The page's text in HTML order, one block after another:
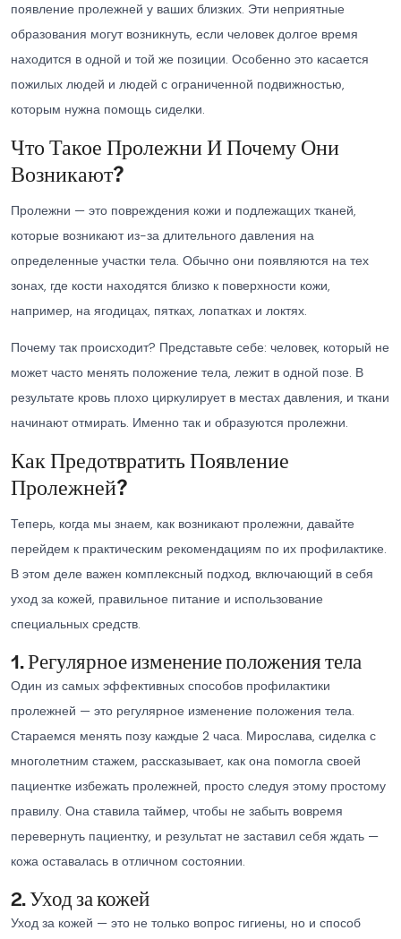
появление пролежней у ваших близких. Эти неприятные
образования могут возникнуть, если человек долгое время
находится в одной и той же позиции. Особенно это касается
пожилых людей и людей с ограниченной подвижностью,
которым нужна помощь сиделки.
Что Такое Пролежни И Почему Они
Возникают?
Пролежни — это повреждения кожи и подлежащих тканей,
которые возникают из-за длительного давления на
определенные участки тела. Обычно они появляются на тех
зонах, где кости находятся близко к поверхности кожи,
например, на ягодицах, пятках, лопатках и локтях.
Почему так происходит? Представьте себе: человек, который не
может часто менять положение тела, лежит в одной позе. В
результате кровь плохо циркулирует в местах давления, и ткани
начинают отмирать. Именно так и образуются пролежни.
Как Предотвратить Появление
Пролежней?
Теперь, когда мы знаем, как возникают пролежни, давайте
перейдем к практическим рекомендациям по их профилактике.
В этом деле важен комплексный подход, включающий в себя
уход за кожей, правильное питание и использование
специальных средств.
1. Регулярное изменение положения тела
Один из самых эффективных способов профилактики
пролежней — это регулярное изменение положения тела.
Стараемся менять позу каждые 2 часа. Мирослава, сиделка с
многолетним стажем, рассказывает, как она помогла своей
пациентке избежать пролежней, просто следуя этому простому
правилу. Она ставила таймер, чтобы не забыть вовремя
перевернуть пациентку, и результат не заставил себя ждать —
кожа оставалась в отличном состоянии.
2. Уход за кожей
Уход за кожей — это не только вопрос гигиены, но и способ